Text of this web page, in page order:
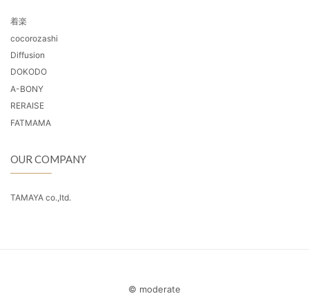
着楽
cocorozashi
Diffusion
DOKODO
A-BONY
RERAISE
FATMAMA
OUR COMPANY
TAMAYA co.,ltd.
© moderate